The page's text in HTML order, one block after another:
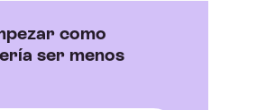
como
ser menos